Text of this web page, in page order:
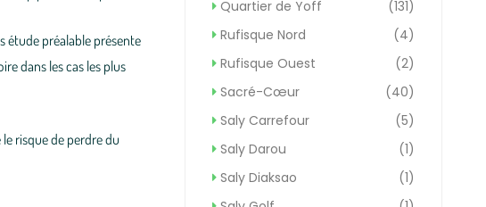
étude préalable présente
dans les cas les plus
le risque de perdredu
Quartier de Yoff
(131)
Rufisque Nord
(4)
Rufisque Ouest
(2)
Sacré-Cœur
(40)
Saly Carrefour
(5)
Saly Darou
(1)
Saly Diaksao
(1)